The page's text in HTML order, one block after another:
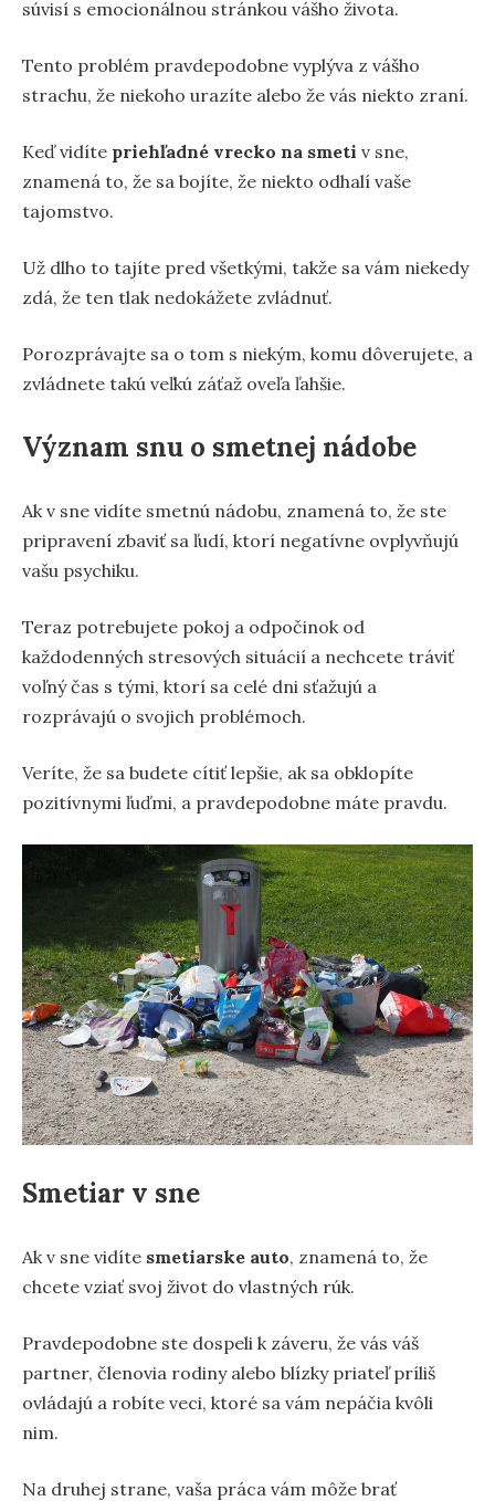
súvisí s emocionálnou stránkou vášho života.
Tento problém pravdepodobne vyplýva z vášho
strachu, že niekoho urazíte alebo že vás niekto zraní.
Keď vidíte priehľadné vrecko na smeti v sne,
znamená to, že sa bojíte, že niekto odhalí vaše
tajomstvo.
Už dlho to tajíte pred všetkými, takže sa vám niekedy
zdá, že ten tlak nedokážete zvládnuť.
Porozprávajte sa o tom s niekým, komu dôverujete, a
zvládnete takú veľkú záťaž oveľa ľahšie.
Význam snu o smetnej nádobe
Ak v sne vidíte smetnú nádobu, znamená to, že ste
pripravení zbaviť sa ľudí, ktorí negatívne ovplyvňujú
vašu psychiku.
Teraz potrebujete pokoj a odpočinok od
každodenných stresových situácií a nechcete tráviť
voľný čas s tými, ktorí sa celé dni sťažujú a
rozprávajú o svojich problémoch.
Veríte, že sa budete cítiť lepšie, ak sa obklopíte
pozitívnymi ľuďmi, a pravdepodobne máte pravdu.
Smetiar v sne
Ak v sne vidíte smetiarske auto, znamená to, že
chcete vziať svoj život do vlastných rúk.
Pravdepodobne ste dospeli k záveru, že vás váš
partner, členovia rodiny alebo blízky priateľ príliš
ovládajú a robíte veci, ktoré sa vám nepáčia kvôli
nim.
Na druhej strane, vaša práca vám môže brať